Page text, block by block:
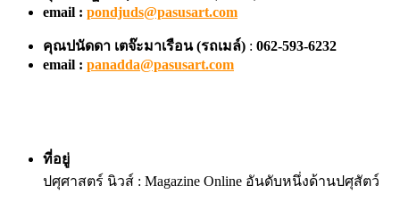
email : pondjuds@pasusart.com
คุณปนัดดา เตจ๊ะมาเรือน (รถเมล์) : 062-593-6232
email : panadda@pasusart.com
ที่อยู่
ปศุศาสตร์ นิวส์ : Magazine Online อันดับหนึ่งด้านปศุสัตว์